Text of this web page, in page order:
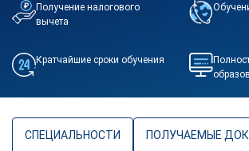
Получение налогового
вычета
Кратчайшие сроки обучения
СПЕЦИАЛЬНОСТИ ПОЛУЧАЕМЫЕ